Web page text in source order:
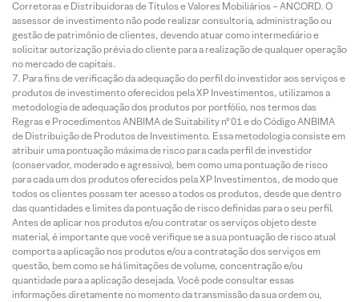
Corretoras e Distribuidoras de Títulos e Valores Mobiliários – ANCORD. O
assessor de investimento não pode realizar consultoria, administração ou
gestão de patrimônio de clientes, devendo atuar como intermediário e
solicitar autorização prévia do cliente para a realização de qualquer operação
no mercado de capitais.
Para fins de verificação da adequação do perfil do investidor aos serviços e
produtos de investimento oferecidos pela XP Investimentos, utilizamos a
metodologia de adequação dos produtos por portfólio, nos termos das
Regras e Procedimentos ANBIMA de Suitability nº 01 e do Código ANBIMA
de Distribuição de Produtos de Investimento. Essa metodologia consiste em
atribuir uma pontuação máxima de risco para cada perfil de investidor
(conservador, moderado e agressivo), bem como uma pontuação de risco
para cada um dos produtos oferecidos pela XP Investimentos, de modo que
todos os clientes possam ter acesso a todos os produtos, desde que dentro
das quantidades e limites da pontuação de risco definidas para o seu perfil.
Antes de aplicar nos produtos e/ou contratar os serviços objeto deste
material, é importante que você verifique se a sua pontuação de risco atual
comporta a aplicação nos produtos e/ou a contratação dos serviços em
questão, bem como se há limitações de volume, concentração e/ou
quantidade para a aplicação desejada. Você pode consultar essas
informações diretamente no momento da transmissão da sua ordem ou,